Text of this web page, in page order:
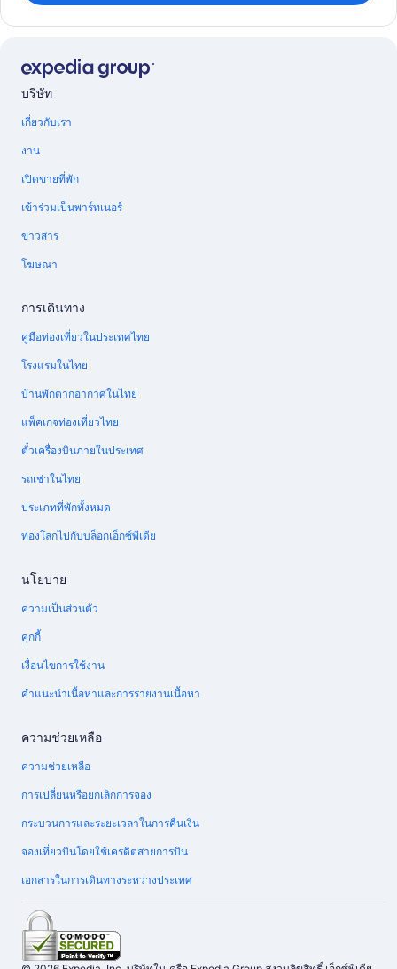
บริษัท
เกี่ยวกับเรา
งาน
เปิดขายที่พัก
เข้าร่วมเป็นพาร์ทเนอร์
ข่าวสาร
โฆษณา
การเดินทาง
คู่มือท่องเที่ยวในประเทศไทย
โรงแรมในไทย
บ้านพักตากอากาศในไทย
แพ็คเกจท่องเที่ยวไทย
ตั๋วเครื่องบินภายในประเทศ
รถเช่าในไทย
ประเภทที่พักทั้งหมด
ท่องโลกไปกับบล็อกเอ็กซ์พีเดีย
นโยบาย
ความเป็นส่วนตัว
คุกกี้
เงื่อนไขการใช้งาน
คำแนะนำเนื้อหาและการรายงานเนื้อหา
ความช่วยเหลือ
ความช่วยเหลือ
การเปลี่ยนหรือยกเลิกการจอง
กระบวนการและระยะเวลาในการคืนเงิน
จองเที่ยวบินโดยใช้เครดิตสายการบิน
เอกสารในการเดินทางระหว่างประเทศ